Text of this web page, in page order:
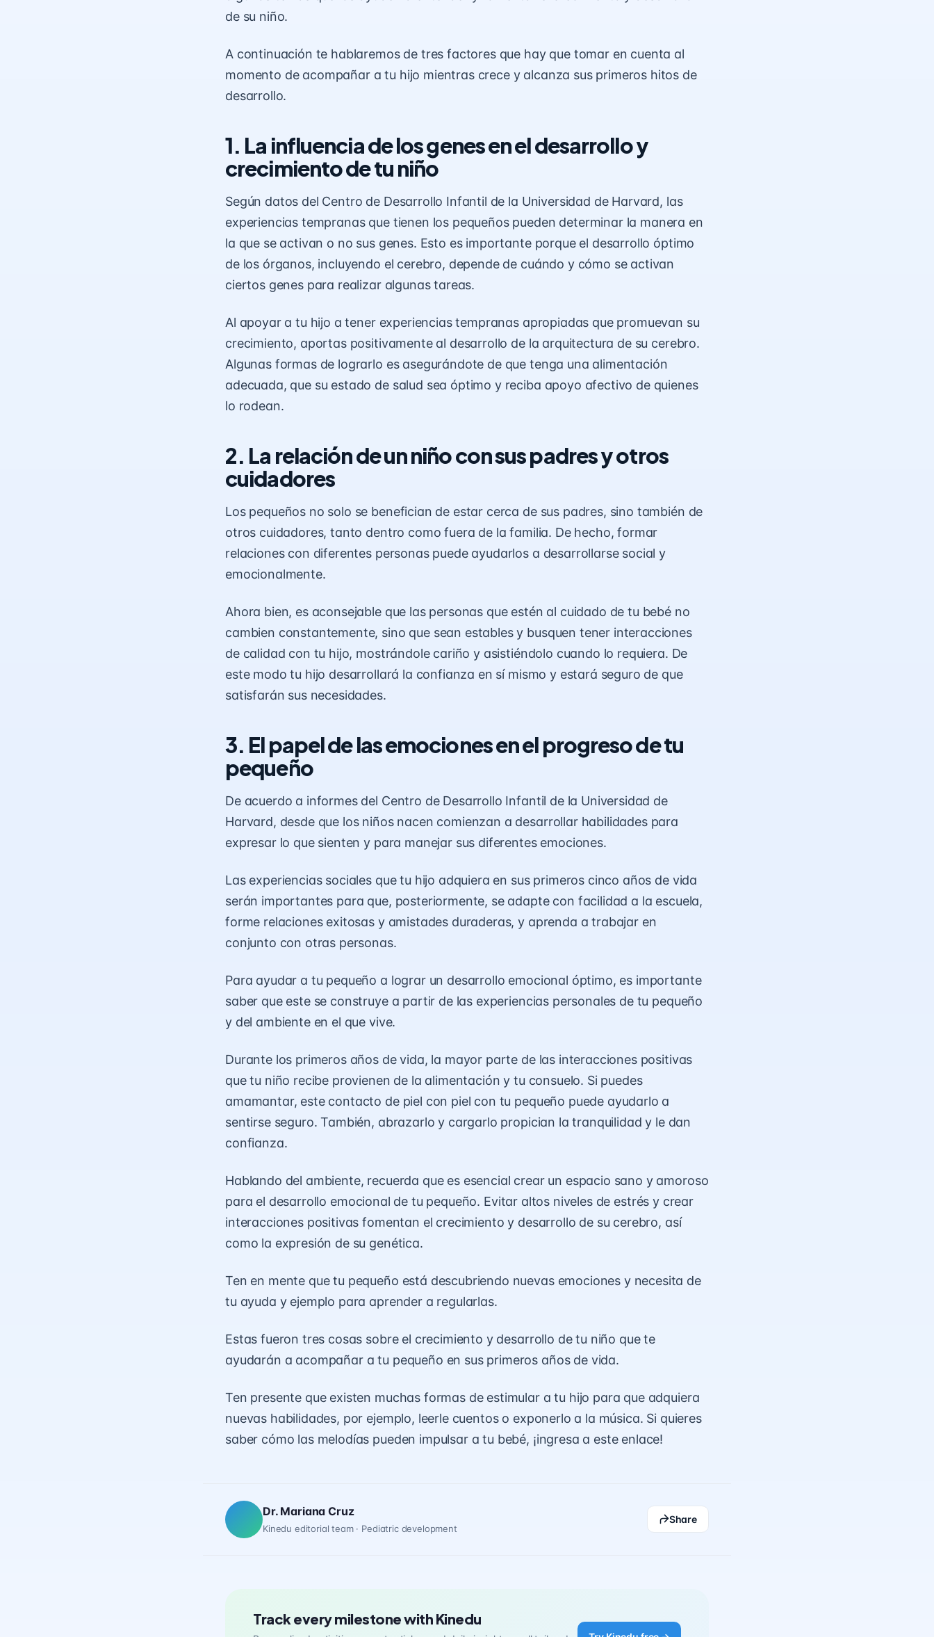
de su niño.
A continuación te hablaremos de tres factores que hay que tomar en cuenta al
momento de acompañar a tu hijo mientras crece y alcanza sus primeros hitos de
desarrollo.
1. La influencia de los genes en el desarrollo y
crecimiento de tu niño
Según datos del Centro de Desarrollo Infantil de la Universidad de Harvard, las
experiencias tempranas que tienen los pequeños pueden determinar la manera en
la que se activan o no sus genes. Esto es importante porque el desarrollo óptimo
de los órganos, incluyendo el cerebro, depende de cuándo y cómo se activan
ciertos genes para realizar algunas tareas.
Al apoyar a tu hijo a tener experiencias tempranas apropiadas que promuevan su
crecimiento, aportas positivamente al desarrollo de la arquitectura de su cerebro.
Algunas formas de lograrlo es asegurándote de que tenga una alimentación
adecuada, que su estado de salud sea óptimo y reciba apoyo afectivo de quienes
lo rodean.
2. La relación de un niño con sus padres y otros
cuidadores
Los pequeños no solo se benefician de estar cerca de sus padres, sino también de
otros cuidadores, tanto dentro como fuera de la familia. De hecho, formar
relaciones con diferentes personas puede ayudarlos a desarrollarse social y
emocionalmente.
Ahora bien, es aconsejable que las personas que estén al cuidado de tu bebé no
cambien constantemente, sino que sean estables y busquen tener interacciones
de calidad con tu hijo, mostrándole cariño y asistiéndolo cuando lo requiera. De
este modo tu hijo desarrollará la confianza en sí mismo y estará seguro de que
satisfarán sus necesidades.
3. El papel de las emociones en el progreso de tu
pequeño
De acuerdo a informesdel Centro de Desarrollo Infantil de la Universidad de
Harvard, desde que los niños nacen comienzan a desarrollar habilidades para
expresar lo que sienten y para manejar sus diferentes emociones.
Las experiencias sociales que tu hijo adquiera en sus primeros cinco años de vida
serán importantes para que, posteriormente, se adapte con facilidad a la escuela,
forme relaciones exitosas y amistades duraderas, y aprenda a trabajar en
conjunto con otras personas.
Para ayudar a tu pequeño a lograr un desarrollo emocional óptimo, es importante
saber que este se construye a partir de las experiencias personales de tu pequeño
y del ambiente en el que vive.
Durante los primeros años de vida, la mayor parte de las interacciones positivas
que tu niño recibe provienen de la alimentación y tu consuelo. Si puedes
amamantar, este contacto de piel con piel con tu pequeño puede ayudarlo a
sentirse seguro. También, abrazarlo y cargarlo propician la tranquilidad y le dan
confianza.
Hablando del ambiente, recuerda que es esencial crear un espacio sano y amoroso
para el desarrollo emocional de tu pequeño. Evitar altos niveles de estrés y crear
interacciones positivas fomentan el crecimiento y desarrollo de su cerebro, así
como la expresión de su genética.
Ten en mente que tu pequeño está descubriendo nuevas emociones y necesita de
tu ayuda y ejemplo para aprender a regularlas.
Estas fueron tres cosas sobre el crecimiento y desarrollo de tu niño que te
ayudarán a acompañar a tu pequeño en sus primeros años de vida.
Ten presente que existen muchas formas de estimular a tu hijo para que adquiera
nuevas habilidades, por ejemplo, leerle cuentos o exponerlo a la música. Si quieres
saber cómo las melodías pueden impulsar a tu bebé, ¡ingresa a este enlace!
Dr. Mariana Cruz
Kinedu editorial team · Pediatric development
Share
Track every milestone with Kinedu